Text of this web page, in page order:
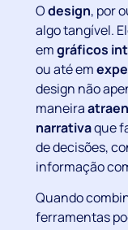
Odesign, por
algo tangível.
emgráficos
ou até em
design não
maneira
narrativaque
de decisões,
informação
Quando
ferramentas